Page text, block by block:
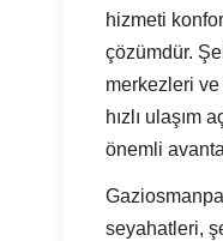
hizmeti
çözümdür.
merkezleri
hızlı ulaşım
önemli
seyahatleri,